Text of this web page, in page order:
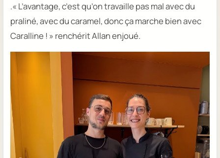
.« L’avantage, c’est qu’on travaille pas mal avec du
praliné, avec du caramel, donc ça marche bien avec
Caralline ! » renchérit Allan enjoué.